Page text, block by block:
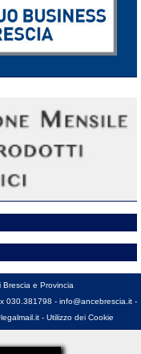
Brescia e Provincia
030.381798 - info@ancebrescia.it -
- Utilizzo dei Cookie